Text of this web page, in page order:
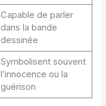
Capable de parler
dans la bande
dessinée
Symbolisent souvent
l’innocence ou la
guérison